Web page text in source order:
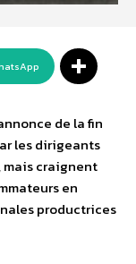
de la fin
les dirigeants
mais craignent
en
productrices